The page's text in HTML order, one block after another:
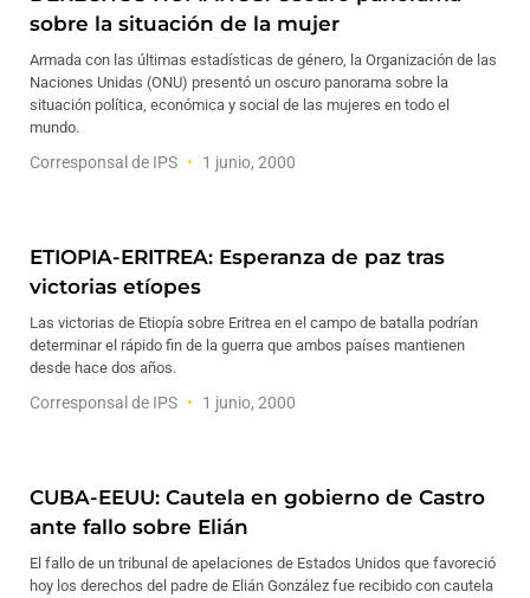
sobre la situación de la mujer
Armada con las últimas estadísticas de género, la Organización de las
Naciones Unidas (ONU) presentó un oscuro panorama sobre la
situación política, económica y social de las mujeres en todo el
mundo.
Corresponsal de IPS 1 junio, 2000
ETIOPIA-ERITREA: Esperanza de paz tras
victorias etíopes
Las victorias de Etiopía sobre Eritrea en el campo de batalla podrían
determinar el rápido fin de la guerra que ambos países mantienen
desde hace dos años.
Corresponsal de IPS 1 junio, 2000
CUBA-EEUU: Cautela en gobierno de Castro
ante fallo sobre Elián
El fallo de un tribunal de apelaciones de Estados Unidos que favoreció
hoy los derechos del padre de Elián González fue recibido con cautela